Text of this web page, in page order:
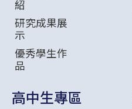
紹
研究成果展
示
優秀學生作
品
高中生專區